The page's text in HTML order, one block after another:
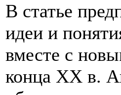
В статье
идеи и
вместе с
конца ХХ в.